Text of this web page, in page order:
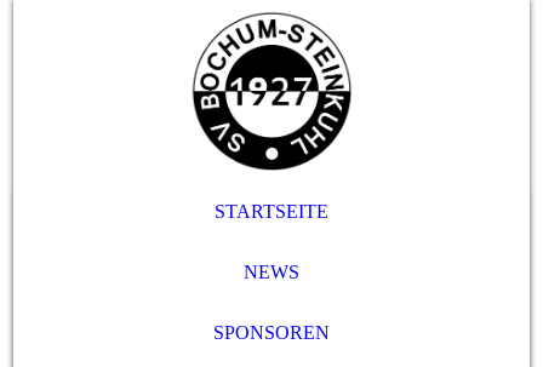
STARTSEITE
NEWS
SPONSOREN